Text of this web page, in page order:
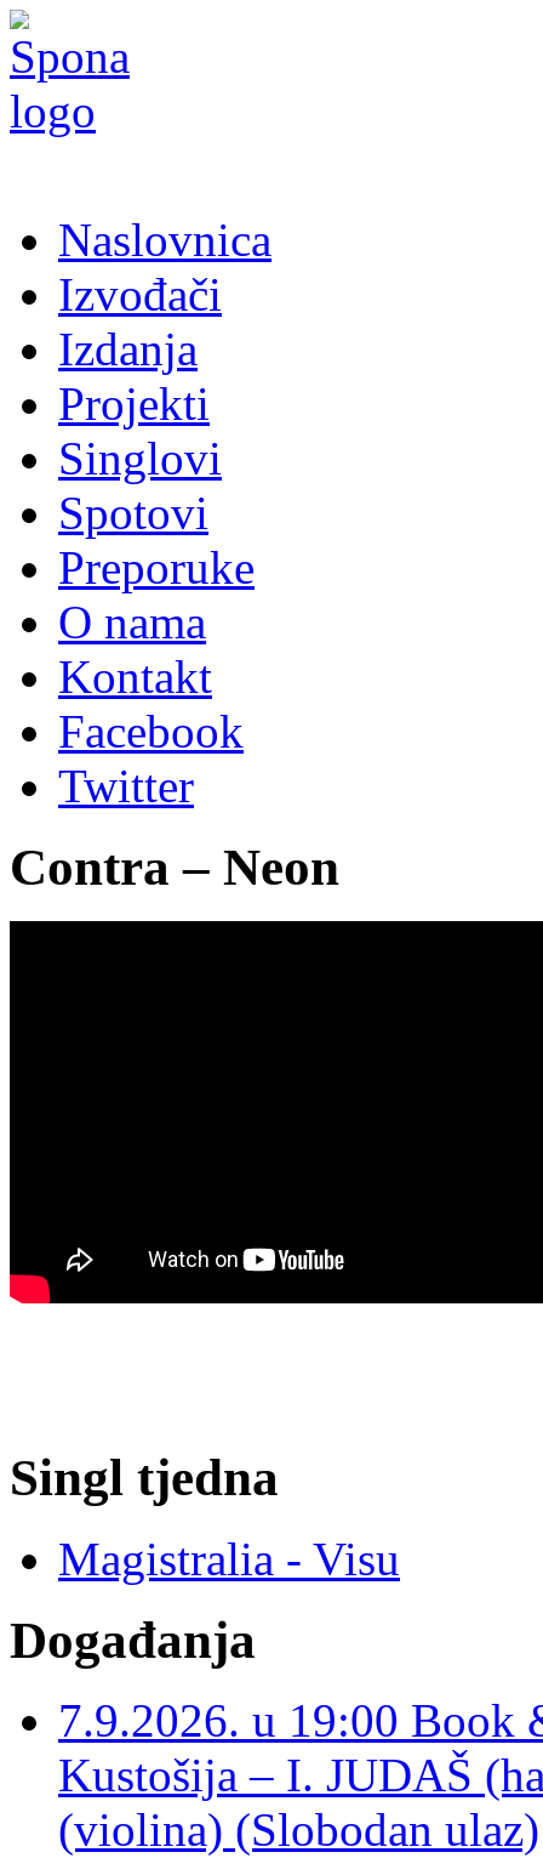
Naslovnica
Izvođači
Izdanja
Projekti
Singlovi
Spotovi
Preporuke
O nama
Kontakt
Facebook
Twitter
Contra – Neon
Singl tjedna
Magistralia - Visu
Događanja
7.9.2026. u 19:00 Book
Kustošija – I. JUDAŠ
(violina) (Slobodan ulaz)